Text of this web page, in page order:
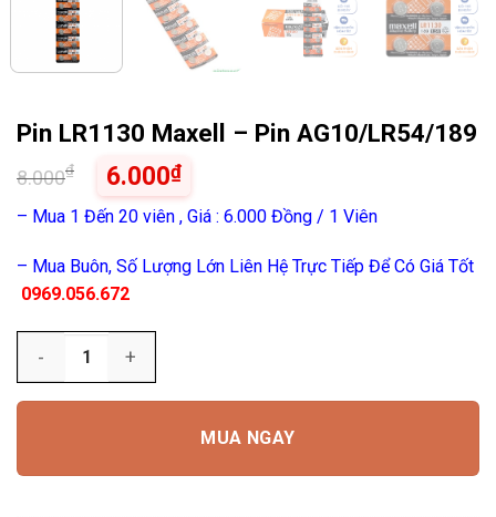
Pin LR1130 Maxell – Pin AG10/LR54/189
8.000₫ 6.000₫
– Mua 1 Đến 20 viên , Giá : 6.000 Đồng / 1 Viên
– Mua Buôn, Số Lượng Lớn Liên Hệ Trực Tiếp Để Có Giá Tốt
0969.056.672
MUA NGAY